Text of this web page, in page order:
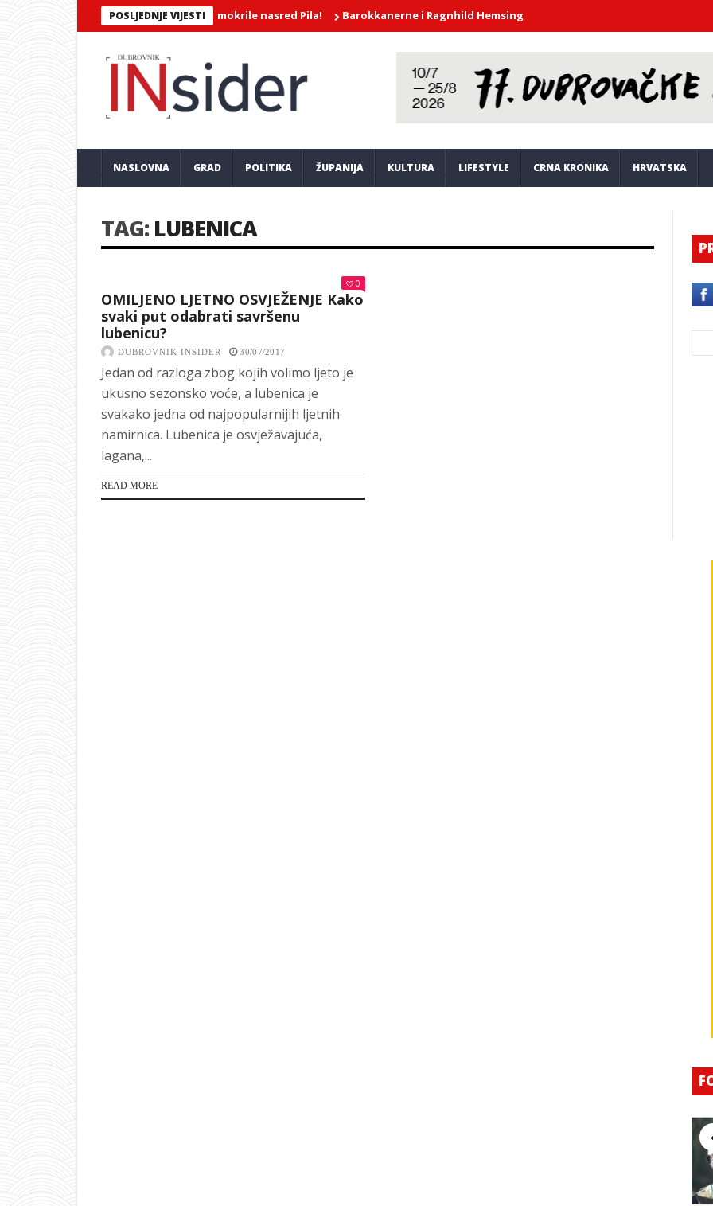
POSLJEDNJE VIJESTI
SNIMKA/Dvije djevojke mokrile nasred Pila! Barokkanerne i Ragnhild Hemsing donijeli duh barokne glazbe u atrij
NASLOVNA GRAD POLITIKA ŽUPANIJA KULTURA LIFESTYLE CRNA KRONIKA HRVATSKA
TAG:LUBENICA
0
OMILJENO LJETNO OSVJEŽENJE Kako
svaki put odabrati savršenu
lubenicu?
DUBROVNIK INSIDER 30/07/2017
Jedan od razloga zbog kojih volimo ljeto je
ukusno sezonsko voće, a lubenica je
svakako jedna od najpopularnijih ljetnih
namirnica. Lubenica je osvježavajuća,
lagana,...
READ MORE